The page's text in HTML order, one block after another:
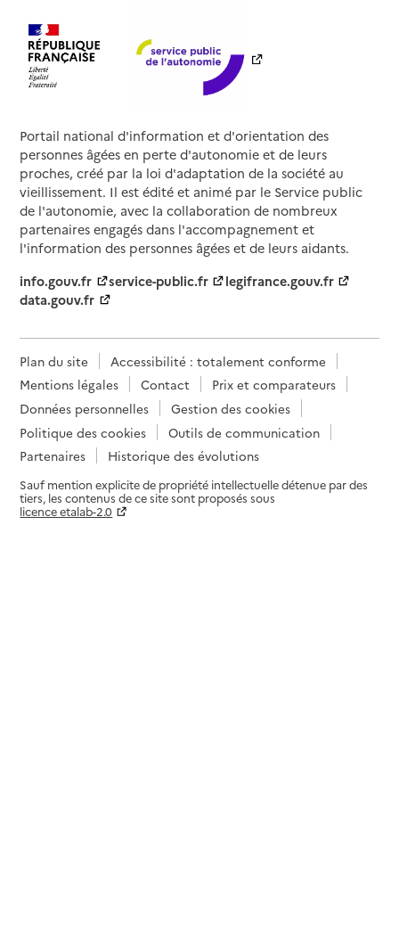
Portail national d'information et d'orientation des
personnes âgées en perte d'autonomie et de leurs
proches, créé par la loi d'adaptation de la société au
vieillissement. Il est édité et animé par le Service public
de l'autonomie, avec la collaboration de nombreux
partenaires engagés dans l'accompagnement et
l'information des personnes âgées et de leurs aidants.
info.gouv.fr
service-public.fr
legifrance.gouv.fr
data.gouv.fr
Plan du site
Accessibilité : totalement conforme
Mentions légales
Contact
Prix et comparateurs
Données personnelles
Gestion des cookies
Politique des cookies
Outils de communication
Partenaires
Historique des évolutions
Sauf mention explicite de propriété intellectuelle détenue par des
tiers, les contenus de ce site sont proposés sous
licence etalab-2.0